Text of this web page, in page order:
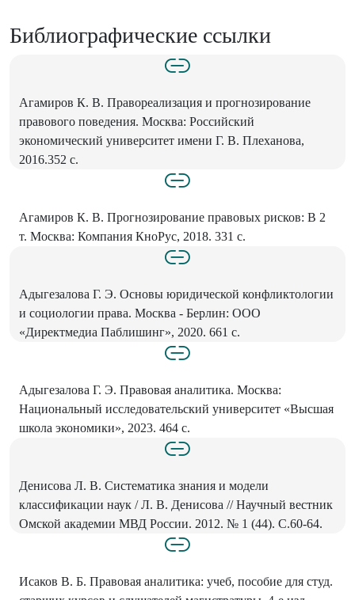
Библиографические ссылки
Агамиров К. В. Правореализация и прогнозирование
правового поведения. Москва: Российский
экономический университет имени Г. В. Плеханова,
2016.352 с.
Агамиров К. В. Прогнозирование правовых рисков: В 2
т. Москва: Компания КноРус, 2018. 331 с.
Адыгезалова Г. Э. Основы юридической конфликтологии
и социологии права. Москва - Берлин: ООО
«Директмедиа Паблишинг», 2020. 661 с.
Адыгезалова Г. Э. Правовая аналитика. Москва:
Национальный исследовательский университет «Высшая
школа экономики», 2023. 464 с.
Денисова Л. В. Систематика знания и модели
классификации наук / Л. В. Денисова // Научный вестник
Омской академии МВД России. 2012. № 1 (44). С.60-64.
Исаков В. Б. Правовая аналитика: учеб, пособие для студ.